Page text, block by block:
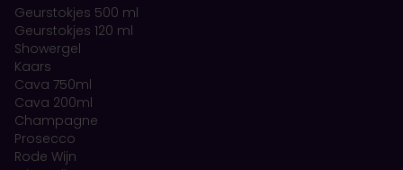
Geurstokjes 500 ml
Geurstokjes 120 ml
Showergel
Kaars
Cava 750ml
Cava 200ml
Champagne
Prosecco
Rode Wijn